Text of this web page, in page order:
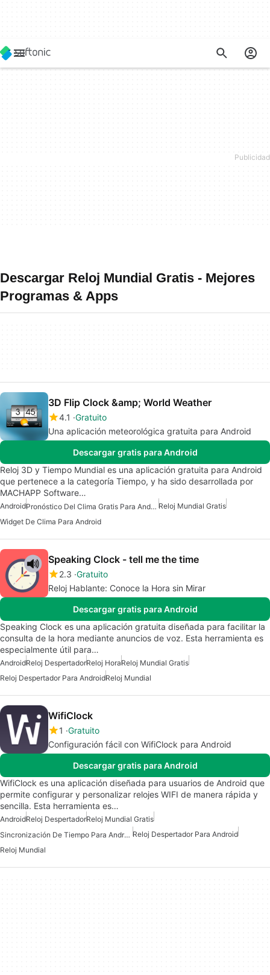
Descargar Reloj Mundial Gratis - Mejores
Programas & Apps
3D Flip Clock &amp; World Weather
4.1 Gratuito
Una aplicación meteorológica gratuita para Android
Descargar gratis para Android
Reloj 3D y Tiempo Mundial es una aplicación gratuita para Android
que pertenece a la categoría Tiempo, y ha sido desarrollada por
MACHAPP Software…
Android Pronóstico Del Clima Gratis Para Android Reloj Mundial Gratis
Widget De Clima Para Android
Speaking Clock - tell me the time
2.3 Gratuito
Reloj Hablante: Conoce la Hora sin Mirar
Descargar gratis para Android
Speaking Clock es una aplicación gratuita diseñada para facilitar la
consulta de la hora mediante anuncios de voz. Esta herramienta es
especialmente útil para…
AndroidReloj DespertadorReloj HoraReloj Mundial Gratis
Reloj Despertador Para AndroidReloj Mundial
WifiClock
1 Gratuito
Configuración fácil con WifiClock para Android
Descargar gratis para Android
WifiClock es una aplicación diseñada para usuarios de Android que
permite configurar y personalizar relojes WIFI de manera rápida y
sencilla. Esta herramienta es…
AndroidReloj DespertadorReloj Mundial Gratis
Sincronización De Tiempo Para Android Reloj Despertador Para Android
Reloj Mundial